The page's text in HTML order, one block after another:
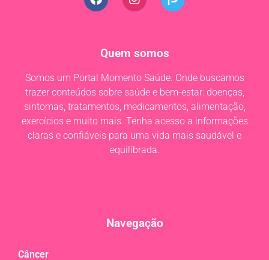
Quem somos
Somos um Portal Momento Saúde. Onde buscamos
trazer conteúdos sobre saúde e bem-estar: doenças,
sintomas, tratamentos, medicamentos, alimentação,
exercícios e muito mais. Tenha acesso a informações
claras e confiáveis para uma vida mais saudável e
equilibrada.
Navegação
Câncer